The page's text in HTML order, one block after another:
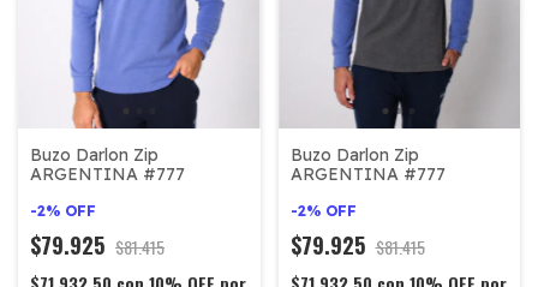
Buzo Darlon Zip
ARGENTINA #777
-2% OFF
$79.925 $81.415
Buzo Darlon Zip
ARGENTINA #777
-2% OFF
$79.925 $81.415